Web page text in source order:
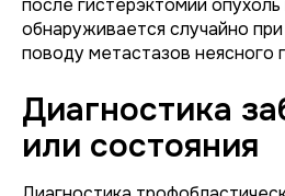
после гистерэктомии опухоль
обнаруживается случайно
поводу метастазов неясного
Диагностика
или состояния